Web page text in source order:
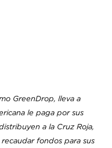
GreenDrop, lleva a
le paga por sus
a la Cruz Roja,
fondos para sus